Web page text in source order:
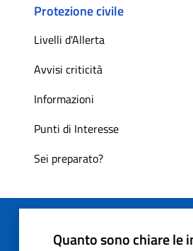
Protezione civile
Livelli d'Allerta
Avvisi criticità
Informazioni
Punti di Interesse
Sei preparato?
Quanto sono chiare le